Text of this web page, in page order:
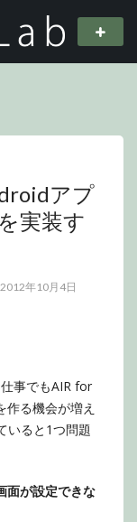
アプ
実装す
年10月4日
事でもAIR for
る機会が増え
いると1つ問題
面が設定できな